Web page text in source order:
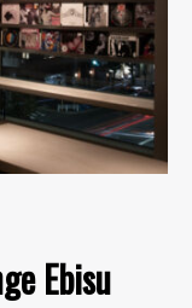
Ebisu